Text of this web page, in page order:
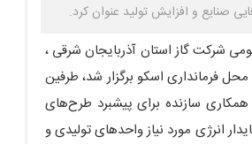
صنایع و افزایش تولید عنوان کرد.
شرکت گاز استان آذربایجان شرقی ،
فرمانداری اسکو برگزار شد، طرفین
سازنده برای پیشبرد طرح‌های
انرژی مورد نیاز واحدهای تولیدی و